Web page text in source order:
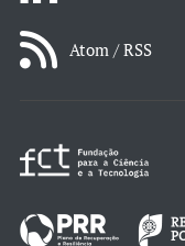
Atom / RSS